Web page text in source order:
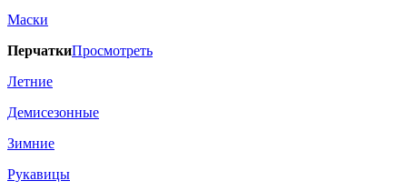
Маски
ПерчаткиПросмотреть
Летние
Демисезонные
Зимние
Рукавицы